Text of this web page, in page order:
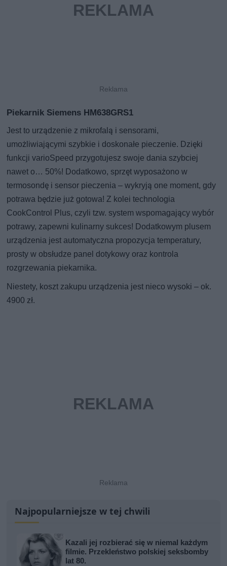
Piekarnik Siemens HM638GRS1
Jest to urządzenie z mikrofalą i sensorami,
umożliwiającymi szybkie i doskonałe pieczenie. Dzięki
funkcji varioSpeed przygotujesz swoje dania szybciej
nawet o… 50%! Dodatkowo, sprzęt wyposażono w
termosondę i sensor pieczenia – wykryją one moment, gdy
potrawa będzie już gotowa! Z kolei technologia
CookControl Plus, czyli tzw. system wspomagający wybór
potrawy, zapewni kulinarny sukces! Dodatkowym plusem
urządzenia jest automatyczna propozycja temperatury,
prosty w obsłudze panel dotykowy oraz kontrola
rozgrzewania piekarnika.
Niestety, koszt zakupu urządzenia jest nieco wysoki – ok.
4900 zł.
Najpopularniejsze w tej chwili
Kazali jej rozbierać się w niemal każdym
filmie. Przekleństwo polskiej seksbomby
lat 80.